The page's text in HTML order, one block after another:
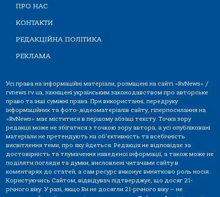
ПРО НАС
КОНТАКТИ
РЕДАКЦІЙНА ПОЛІТИКА
РЕКЛАМА
Усі права на інформаційні матеріали, розміщені на сайті «RvNews» /
rvnews.rv.ua, захищені українським законодавством про авторське
право та інші суміжні права. При використанні, передруку
інформаційних та фото-,відеоматеріалів сайту, гіперпосилання на
«RvNews» має міститися в першому абзаці тексту. Точка зору
редакції може не збігатися з точкою зору автора, а усі опубліковані
матеріали не претендують на об'єктивність та всебічність
висвітлення теми, про яку йдеться. Редакція не відповідає за
достовірність та тлумачення наведеної інформації, а також може не
поділяти погляди та думки, висловлені читачами сайту в
коментарях до статей, а сам ресурс виконує винятково роль носія.
Користуючись Сайтом, відвідувач підтверджує, що досяг 21-
річного віку. У разі, якщо Ви не досягли 21-річного віку — не